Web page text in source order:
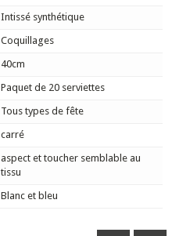
Intissé synthétique
Coquillages
40cm
Paquet de 20 serviettes
Tous types de fête
carré
aspect et toucher semblable au
tissu
Blanc et bleu